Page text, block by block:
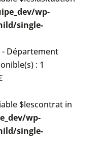
wp-
single-
Département
: 1
$lescontrat in
wp-
single-